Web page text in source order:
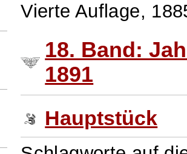
Vierte Auflage,
18. Band:
1891
Hauptstück